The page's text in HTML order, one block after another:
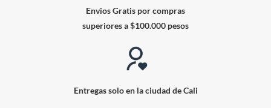
Envios Gratis por compras
superiores a $100.000 pesos
Entregas solo en la ciudad de Cali